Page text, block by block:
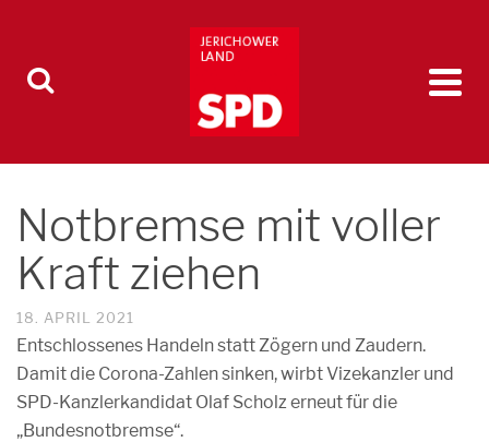
Notbremse mit voller
Kraft ziehen
18. APRIL 2021
Entschlossenes Handeln statt Zögern und Zaudern.
Damit die Corona-Zahlen sinken, wirbt Vizekanzler und
SPD-Kanzlerkandidat Olaf Scholz erneut für die
„Bundesnotbremse“.